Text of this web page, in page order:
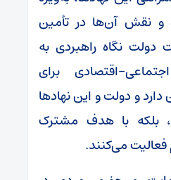
جنگ ۱۲روزه و نقش آن‌ها در تأمین
دولت نگاه راهبردی به
برای
و دولت و این نهادها
بلکه با هدف مشترک
می‌کنند.